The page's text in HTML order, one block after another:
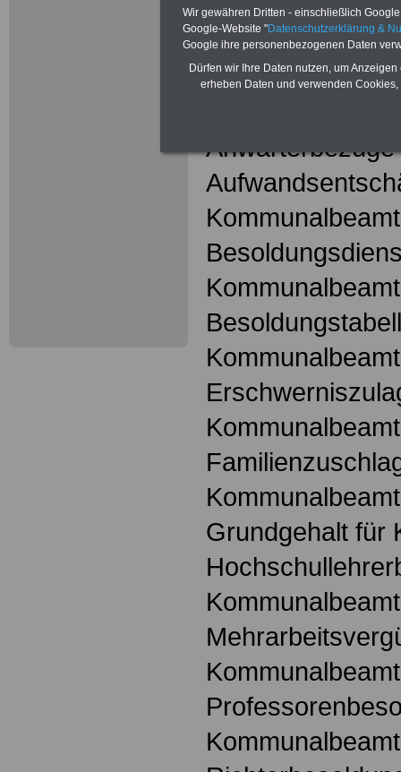
hier
Grundgehalt für
Wir gewähren Dritten - einschließlich
Google-Website "Datenschutzerklärung &
Google ihre personenbezogenen Daten
Dürfen wir Ihre Daten nutzen, um
erheben Daten und verwenden